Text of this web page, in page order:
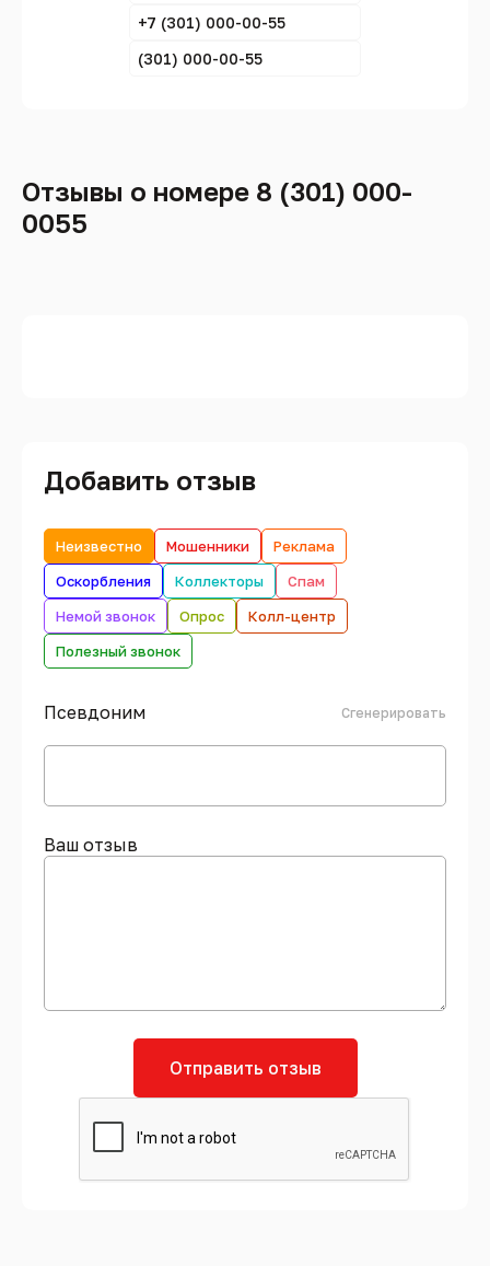
+7 (301) 000-00-55
(301) 000-00-55
Отзывы о номере 8 (301) 000-
0055
Добавить отзыв
Неизвестно Мошенники
Реклама
Оскорбления
Коллекторы
Спам
Немой звонок
Опрос
Колл-центр
Полезный звонок
Псевдоним Сгенерировать
Ваш отзыв
Отправить отзыв